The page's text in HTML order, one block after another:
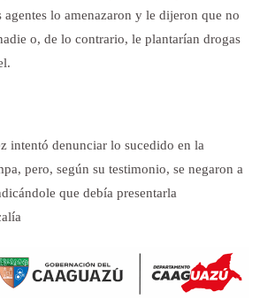
agentes lo amenazaron y le dijeron que no
o, de lo contrario, le plantarían drogas
intentó denunciar lo sucedido en la
pero, según su testimonio, se negaron a
que debía presentarla